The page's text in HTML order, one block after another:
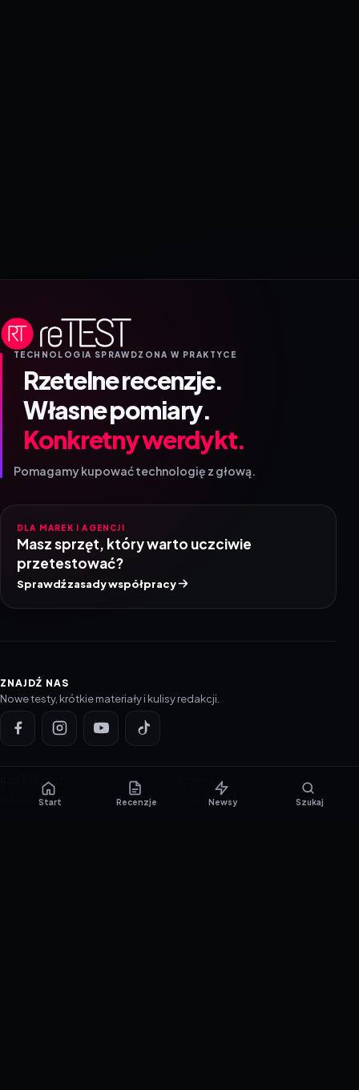
TECHNOLOGIA SPRAWDZONA W PRAKTYCE
Rzetelne recenzje.
Własne pomiary.
Konkretny werdykt.
Pomagamy kupować technologię z głową.
DLA MAREK I AGENCJI
Masz sprzęt, który warto uczciwie
przetestować?
Sprawdź zasady współpracy
ZNAJDŹ NAS
Nowe testy, krótkie materiały i kulisy redakcji.
KATEGORIE
NOWINKI
PORTAL
Informacje o ciasteczkach
Start Recenzje Newsy Szukaj